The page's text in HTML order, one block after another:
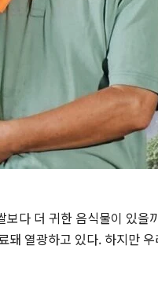
다 더 귀한 음식물이 있을
돼 열광하고 있다. 하지만